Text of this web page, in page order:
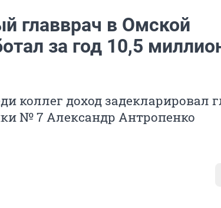
главврач в Омской
за год 10,5
коллег доход задекларировал
№ 7 Александр Антропенко